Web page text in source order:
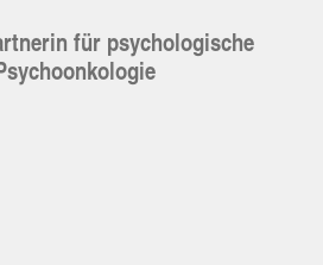
für psychologische